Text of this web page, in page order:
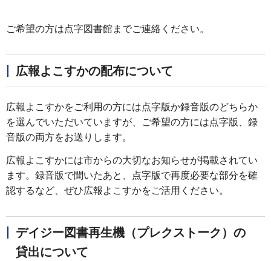
ご希望の方は点字図書館までご連絡ください。
広報よこすかの配布について
広報よこすかをご利用の方には点字版か録音版のどちらか
を選んでいただいていますが、ご希望の方には点字版、録
音版の両方をお送りします。
広報よこすかには市からの大切なお知らせが掲載されてい
ます。録音版で聞いたあと、点字版で再度必要な部分を確
認するなど、ぜひ広報よこすかをご活用ください。
デイジー図書再生機（プレクストーク）の
貸出について